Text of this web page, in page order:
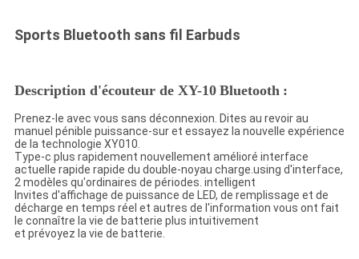
Sports Bluetooth sans fil Earbuds
Descriptiond'écouteur de XY-10 Bluetooth :
Prenez-le avec vous sans déconnexion. Dites au revoir au
manuel pénible puissance-sur et essayez la nouvelle expérience
de la technologie XY010.
Type-c plus rapidement nouvellement amélioré interface
actuelle rapide rapide du double-noyau charge.using d'interface,
2 modèles qu'ordinaires de périodes. intelligent
Invites d'affichage de puissance de LED, de remplissage et de
décharge en temps réel et autres de l'information vous ont fait
le connaître la vie de batterie plus intuitivement
et prévoyez la vie de batterie.